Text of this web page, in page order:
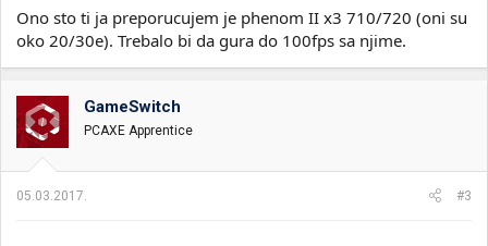
vam.
Ono sto ti ja preporucujem je phenom II x3 710/720 (oni su
oko 20/30e). Trebalo bi da gura do 100fps sa njime.
GameSwitch
PCAXE Apprentice
05.03.2017. #3